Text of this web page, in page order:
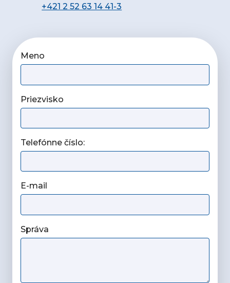
+421 2 52 63 14 41-3
Meno
Priezvisko
Telefónne číslo:
E-mail
Správa